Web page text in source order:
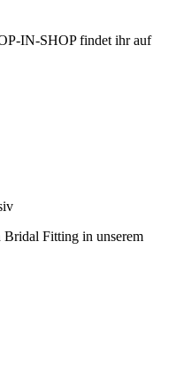
IN-SHOP findet ihr auf
Bridal Fitting in unserem